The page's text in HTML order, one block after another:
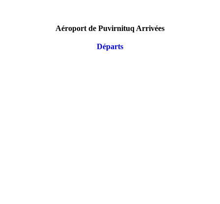
Aéroport de Puvirnituq Arrivées
Départs